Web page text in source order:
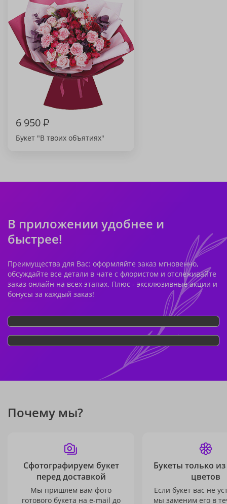
6 950₽
Букет "В твоих объятиях"
В приложении удобнее и
быстрее!
Преимущества для Вас: оформляйте заказ мгновенно,
обсуждайте все детали в чате с флористом и отслеживайте
заказ онлайн на всех этапах. Плюс - эксклюзивные акции и
бонусы за каждый заказ!
Почему мы?
Сфотографируем букет
перед доставкой
Мы пришлем вам фото
готового букета на e-mail до
Букеты только
цветов
Если букет вас не
мы заменим его в